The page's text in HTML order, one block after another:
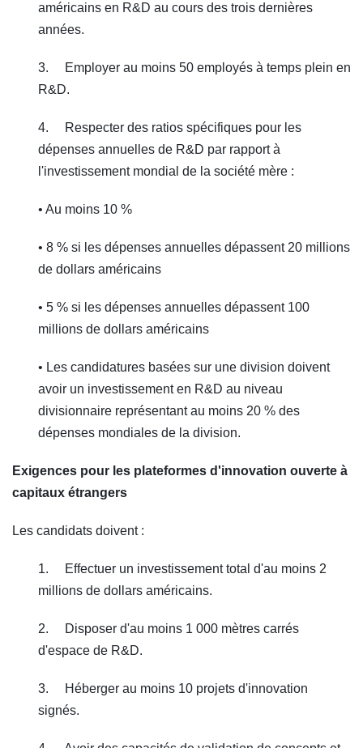
américains en R&D au cours des trois dernières
années.
3. Employer au moins 50 employés à temps plein en
R&D.
4. Respecter des ratios spécifiques pour les
dépenses annuelles de R&D par rapport à
l'investissement mondial de la société mère :
• Au moins 10 %
• 8 % si les dépenses annuelles dépassent 20 millions
de dollars américains
• 5 % si les dépenses annuelles dépassent 100
millions de dollars américains
• Les candidatures basées sur une division doivent
avoir un investissement en R&D au niveau
divisionnaire représentant au moins 20 % des
dépenses mondiales de la division.
Exigences pour les plateformes d'innovation ouverte à
capitaux étrangers
Les candidats doivent :
1. Effectuer un investissement total d'au moins 2
millions de dollars américains.
2. Disposer d'au moins 1 000 mètres carrés
d'espace de R&D.
3. Héberger au moins 10 projets d'innovation
signés.